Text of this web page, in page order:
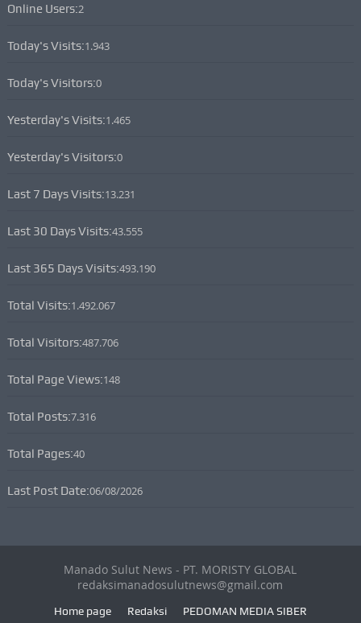
Online Users:2
Today's Visits:1.943
Today's Visitors:0
Yesterday's Visits:1.465
Yesterday's Visitors:0
Last 7 Days Visits:13.231
Last 30 Days Visits:43.555
Last 365 Days Visits:493.190
Total Visits:1.492.067
Total Visitors:487.706
Total Page Views:148
Total Posts:7.316
Total Pages:40
Last Post Date:06/08/2026
Manado Sulut News - PT. MORISTY GLOBAL
redaksimanadosulutnews@gmail.com
Home page Redaksi PEDOMAN MEDIA SIBER